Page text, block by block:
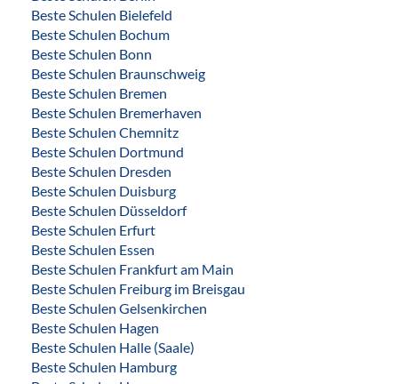
Beste Schulen Bielefeld
Beste Schulen Bochum
Beste Schulen Bonn
Beste Schulen Braunschweig
Beste Schulen Bremen
Beste Schulen Bremerhaven
Beste Schulen Chemnitz
Beste Schulen Dortmund
Beste Schulen Dresden
Beste Schulen Duisburg
Beste Schulen Düsseldorf
Beste Schulen Erfurt
Beste Schulen Essen
Beste Schulen Frankfurt am Main
Beste Schulen Freiburg im Breisgau
Beste Schulen Gelsenkirchen
Beste Schulen Hagen
Beste Schulen Halle (Saale)
Beste Schulen Hamburg